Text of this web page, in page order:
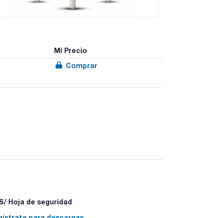
Mi Precio
Comprar
con el medio ambiente. Con
Hoja de seguridad